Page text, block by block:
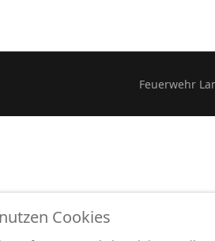
Feuerwehr
Cookies